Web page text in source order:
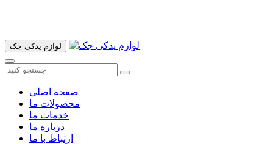
لوازم یدکی جک
صفحه اصلی
محصولات ما
خدمات ما
درباره ما
ارتباط با ما